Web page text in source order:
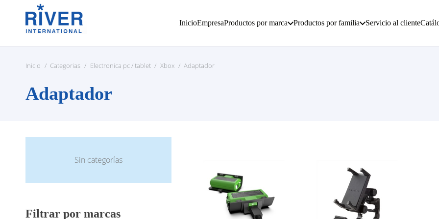
InicioEmpresaProductos por marca Productos por familia Servicio al cliente
Inicio / Categorias / Electronica pc / tablet / Xbox / Adaptador
Adaptador
Sin categorías
Filtrar por marcas